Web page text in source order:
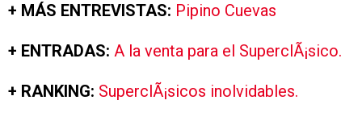
+ MÁS ENTREVISTAS: Pipino Cuevas
+ ENTRADAS: A la venta para el SuperclÃ¡sico.
+ RANKING: SuperclÃ¡sicos inolvidables.